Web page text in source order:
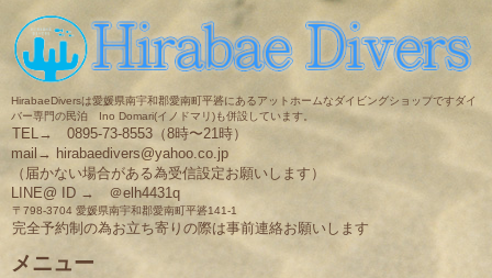
HirabaeDiversは愛媛県南宇和郡愛南町平碆にあるアットホームなダイビングショップですダイ
バー専門の民泊 Ino Domari(イノドマリ)も併設しています。
TEL→ 0895-73-8553（8時〜21時）
mail→ hirabaedivers@yahoo.co.jp
（届かない場合がある為受信設定お願いします）
LINE@ ID → ＠elh4431q
〒798-3704 愛媛県南宇和郡愛南町平碆141-1
完全予約制の為お立ち寄りの際は事前連絡お願いします
メニュー